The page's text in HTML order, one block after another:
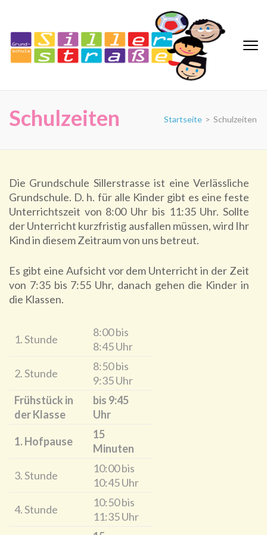
springen
(Eingabetaste
drücken)
Schulzeiten Startseite > Schulzeiten
Die Grundschule Sillerstrasse ist eine Verlässliche
Grundschule. D. h. für alle Kinder gibt es eine feste
Unterrichtszeit von 8:00 Uhr bis 11:35 Uhr. Sollte
der Unterricht kurzfristig ausfallen müssen, wird Ihr
Kind in diesem Zeitraum von uns betreut.
Es gibt eine Aufsicht vor dem Unterricht in der Zeit
von 7:35 bis 7:55 Uhr, danach gehen die Kinder in
die Klassen.
1. Stunde
8:00 bis
8:45 Uhr
2. Stunde
8:50 bis
9:35 Uhr
Frühstück in
der Klasse
bis 9:45
Uhr
1. Hofpause
15
Minuten
3. Stunde
10:00 bis
10:45 Uhr
4. Stunde
10:50 bis
11:35 Uhr